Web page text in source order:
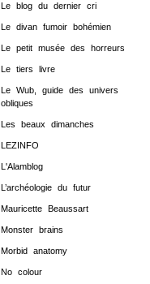
Le blog du dernier cri
Le divan fumoir bohémien
Le petit musée des horreurs
Le tiers livre
Le Wub, guide des univers
obliques
Les beaux dimanches
LEZINFO
L'Alamblog
L’archéologie du futur
Mauricette Beaussart
Monster brains
Morbid anatomy
No colour